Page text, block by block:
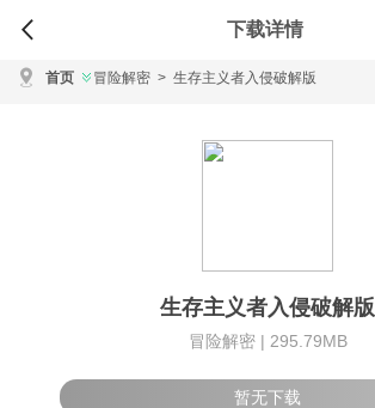
下载详情
首页 冒险解密 > 生存主义者入侵破解版
生存主义者入侵破解版
冒险解密 | 295.79MB
暂无下载